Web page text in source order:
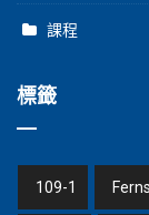
課程
標籤
109-1 Ferns